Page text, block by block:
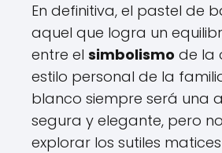
En definitiva, el pastel de
aquel que logra un
entre el simbolismo de la
estilo personal de la
blanco siempre será una
segura y elegante, pero
explorar los sutiles